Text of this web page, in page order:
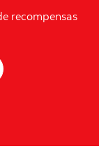
recompensas